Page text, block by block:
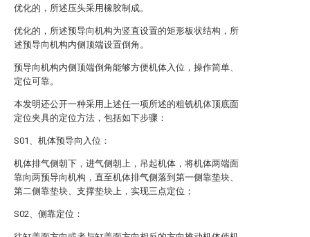
优化的，所述压头采用橡胶制成。
优化的，所述预导向机构为竖直设置的矩形板状结构，所
述预导向机构内侧顶端设置倒角。
预导向机构内侧顶端倒角能够方便机体入位，操作简单、
定位可靠。
本发明还公开一种采用上述任一项所述的粗铣机体顶底面
定位夹具的定位方法，包括如下步骤：
S01、机体预导向入位：
机体排气侧朝下，进气侧朝上，吊起机体，将机体两端面
靠向两预导向机构，直至机体排气侧落到第一侧靠垫块、
第二侧靠垫块、支撑垫块上，实现三点定位；
S02、侧靠定位：